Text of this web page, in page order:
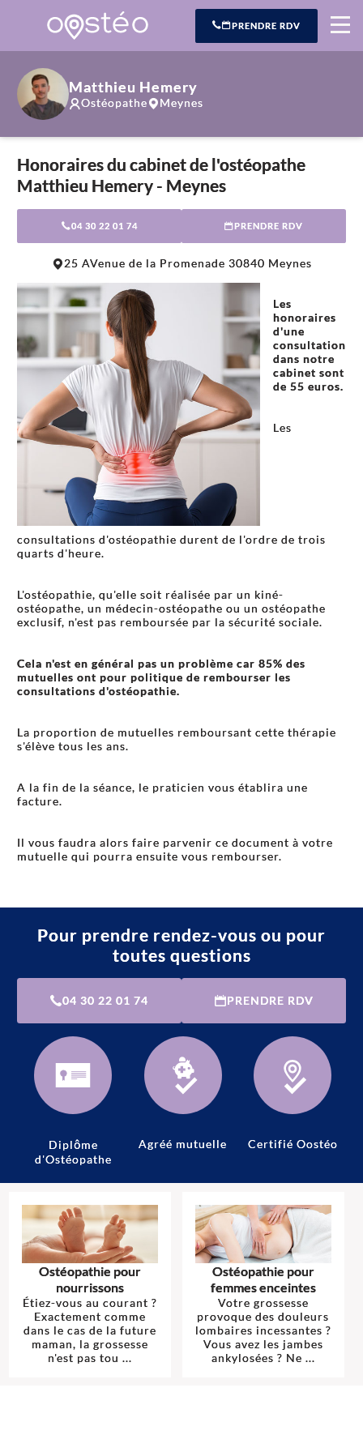
PRENDRE RDV
Matthieu Hemery
Ostéopathe Meynes
Honoraires du cabinet de l'ostéopathe
Matthieu Hemery - Meynes
04 30 22 01 74 PRENDRE RDV
−
25 AVenue de la Promenade 30840 Meynes
Les
honoraires
d'une
consultation
dans notre
cabinet sont
de 55 euros.
Les
consultations d'ostéopathie durent de l'ordre de trois
quarts d'heure.
L'ostéopathie, qu'elle soit réalisée par un kiné-
ostéopathe, un médecin-ostéopathe ou un ostéopathe
exclusif, n'est pas remboursée par la sécurité sociale.
Cela n'est en général pas un problème car 85% des
mutuelles ont pour politique de rembourser les
consultations d'ostéopathie.
La proportion de mutuelles remboursant cette thérapie
s'élève tous les ans.
A la fin de la séance, le praticien vous établira une
facture.
Il vous faudra alors faire parvenir ce document à votre
mutuelle qui pourra ensuite vous rembourser.
Pour prendre rendez-vous ou pour
toutes questions
04 30 22 01 74 PRENDRE RDV
Diplôme
d'Ostéopathe
Agréé mutuelle Certifié Oostéo
Ostéopathie pour
nourrissons
Étiez-vous au courant ?
Exactement comme
dans le cas de la future
maman, la grossesse
n'est pas tou ...
Ostéopathie pour
femmes enceintes
Votre grossesse
provoque des douleurs
lombaires incessantes ?
Vous avez les jambes
ankylosées ? Ne ...